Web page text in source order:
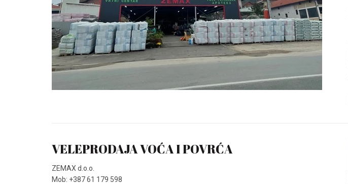
VELEPRODAJA VOĆA I POVRĆA
ZEMAX d.o.o.
Mob: +387 61 179 598